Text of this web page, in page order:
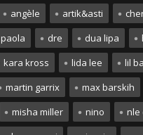
angèle artik&asti
dre dua lipa
kara kross lida lee
lil
martin garrix
max barskih
misha miller nino
nle